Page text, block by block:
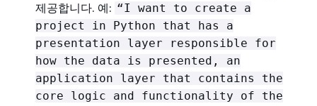
제공합니다. 예: “I want to create a
project in Python that has a
presentation layer responsible for
how the data is presented, an
application layer that contains the
core logic and functionality of the